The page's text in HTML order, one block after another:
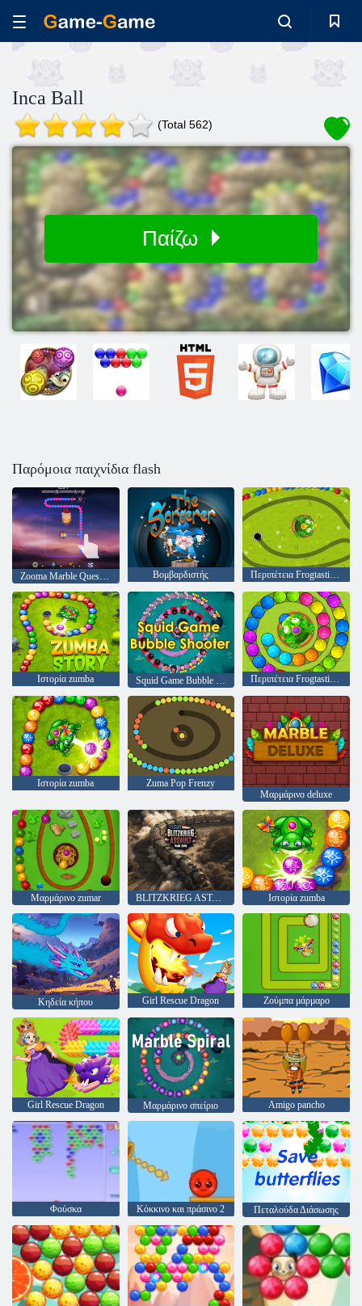
Inca Ball
(Total 562)
Παίζω
Παρόμοια παιχνίδια flash
Zooma Marble Quest 3D Βομβαρδιστής Περιπέτεια Frogtastic Marble
Ιστορία zumba Περιπέτεια Frogtastic Marble
Ιστορία zumba
Zuma Pop Frenzy
Μαρμάρινο deluxe
Μαρμάρινο zumar BLITZKRIEG ASTABER: Ζώνη πολέμου! Ιστορία zumba
Κηδεία κήπου Girl Rescue Dragon Ζούμπα μάρμαρο
Girl Rescue Dragon Μαρμάρινο σπείριο Amigo pancho
Φούσκα Κόκκινο και πράσινο 2 Πεταλούδα Διάσωσης